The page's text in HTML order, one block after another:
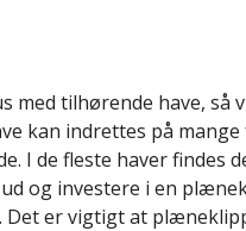
Fire lånetyper i Danmark
Top 10 nye digitale
Teknologibranchen og
Det tekniske fundament
med tilhørende have, så
kan indrettes på
I de fleste haver findes
og investere i en
Det er vigtigt at